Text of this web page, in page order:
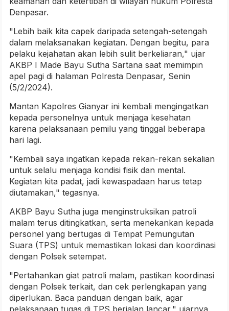
Denpasar.
"Lebih baik kita capek daripada setengah-setengah
dalam melaksanakan kegiatan. Dengan begitu, para
pelaku kejahatan akan lebih sulit berkeliaran," ujar
AKBP I Made Bayu Sutha Sartana saat memimpin
apel pagi di halaman Polresta Denpasar, Senin
(5/2/2024).
Mantan Kapolres Gianyar ini kembali mengingatkan
kepada personelnya untuk menjaga kesehatan
karena pelaksanaan pemilu yang tinggal beberapa
hari lagi.
"Kembali saya ingatkan kepada rekan-rekan sekalian
untuk selalu menjaga kondisi fisik dan mental.
Kegiatan kita padat, jadi kewaspadaan harus tetap
diutamakan," tegasnya.
AKBP Bayu Sutha juga menginstruksikan patroli
malam terus ditingkatkan, serta menekankan kepada
personel yang bertugas di Tempat Pemungutan
Suara (TPS) untuk memastikan lokasi dan koordinasi
dengan Polsek setempat.
"Pertahankan giat patroli malam, pastikan koordinasi
dengan Polsek terkait, dan cek perlengkapan yang
diperlukan. Baca panduan dengan baik, agar
pelaksanaan tugas di TPS berjalan lancar," ujarnya.